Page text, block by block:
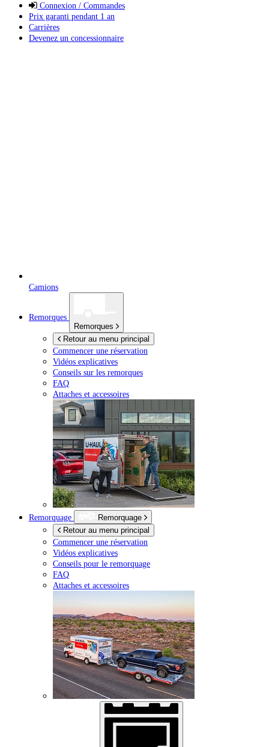
Connexion / Commandes
Prix garanti pendant 1 an
Carrières
Devenez un concessionnaire
Camions
Remorques
Remorques
Retour au menu principal
Commencer une réservation
Vidéos explicatives
Conseils sur les remorques
FAQ
Attaches et accessoires
Remorquage
Remorquage
Retour au menu principal
Commencer une réservation
Vidéos explicatives
Conseils pour le remorquage
FAQ
Attaches et accessoires